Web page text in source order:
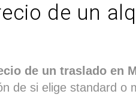
de un
de un traslado en
de si elige standard o